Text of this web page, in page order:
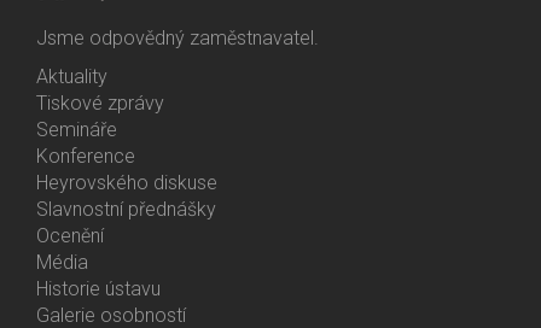
Jsme odpovědný zaměstnavatel.
Bottom
Menu
Activities
Aktuality
Tiskové zprávy
Semináře
Konference
Heyrovského diskuse
Slavnostní přednášky
Ocenění
Média
Historie ústavu
Galerie osobností